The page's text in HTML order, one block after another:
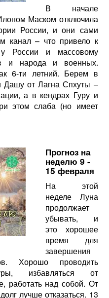
В начале
Маском отключила
России, и они сами
канал – что привело к
России и массовому
и народа и военных.
6-ти летний. Берем в
Дашу от Лагна Спхуты –
а в кендрах Гуру и
этом слаба (но имеет
Прогноз на
неделю 9 -
15 февраля
На этой
неделе Луна
продолжает
убывать, и
это хорошее
время для
завершения
Хорошо проводить
избавляться от
работать над собой. От
лучше отказаться. 13